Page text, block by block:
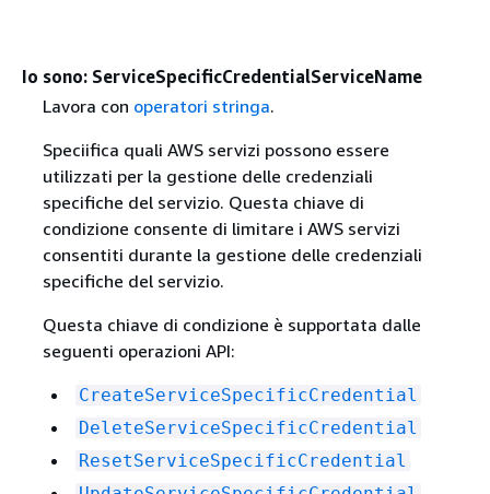
Io sono: ServiceSpecificCredentialServiceName
Lavora con operatori stringa.
Speciifica quali AWS servizi possono essere
utilizzati per la gestione delle credenziali
specifiche del servizio. Questa chiave di
condizione consente di limitare i AWS servizi
consentiti durante la gestione delle credenziali
specifiche del servizio.
Questa chiave di condizione è supportata dalle
seguenti operazioni API:
CreateServiceSpecificCredential
DeleteServiceSpecificCredential
ResetServiceSpecificCredential